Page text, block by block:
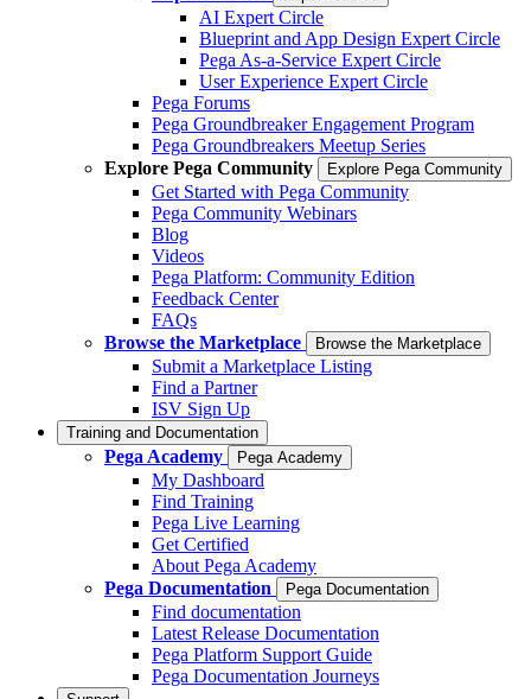
AI Expert Circle
Blueprint and App Design Expert Circle
Pega As-a-Service Expert Circle
User Experience Expert Circle
Pega Forums
Pega Groundbreaker Engagement Program
Pega Groundbreakers Meetup Series
Explore Pega Community
Explore Pega Community
Get Started with Pega Community
Pega Community Webinars
Blog
Videos
Pega Platform: Community Edition
Feedback Center
FAQs
Browse the Marketplace
Browse the Marketplace
Submit a Marketplace Listing
Find a Partner
ISV Sign Up
Training and Documentation
Pega Academy Pega Academy
My Dashboard
Find Training
Pega Live Learning
Get Certified
About Pega Academy
Pega Documentation
Pega Documentation
Find documentation
Latest Release Documentation
Pega Platform Support Guide
Pega Documentation Journeys